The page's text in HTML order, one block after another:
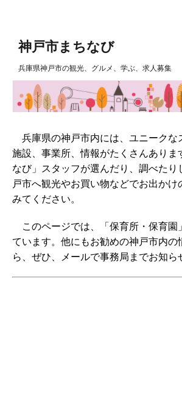
神戸市まちなび
兵庫県神戸市の観光、グルメ、学ぶ、求人募集
兵庫県の神戸市内には、ユニークな
施設、事業所、情報がたくさんありま
なび」スタッフが選んだり、調べたり
戸市へ観光やお買い物などでお出かけ
みてください。
このページでは、「保育所・保育園
ています。他にもお勧めの神戸市内の
ら、ぜひ、メールで事務局までお知ら